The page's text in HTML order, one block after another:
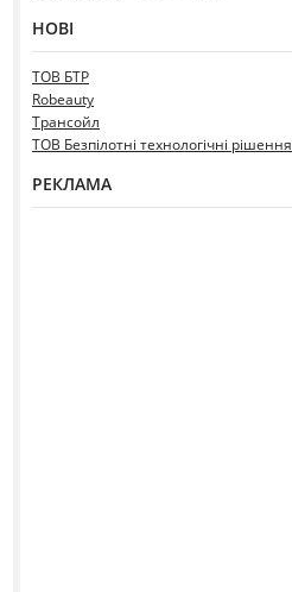
НОВІ
ТОВ БТР
Robeauty
Трансойл
ТОВ Безпілотні технологічні рішення
РЕКЛАМА